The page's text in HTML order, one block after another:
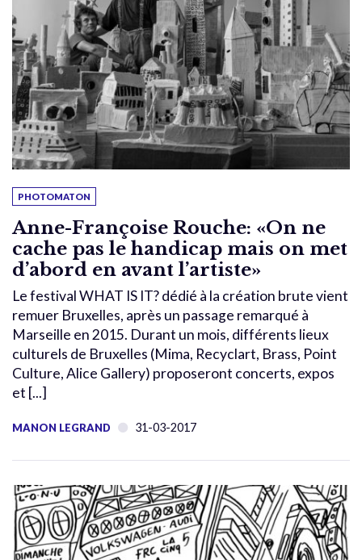
PHOTOMATON
Anne-Françoise Rouche: «On ne
cache pas le handicap mais on met
d’abord en avant l’artiste»
Le festival WHAT IS IT? dédié à la création brute vient
remuer Bruxelles, après un passage remarqué à
Marseille en 2015. Durant un mois, différents lieux
culturels de Bruxelles (Mima, Recyclart, Brass, Point
Culture, Alice Gallery) proposeront concerts, expos
et [...]
MANON LEGRAND 31-03-2017